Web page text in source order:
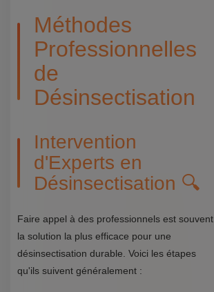
Méthodes
Professionnelles
de
Désinsectisation
Intervention
d'Experts en
Désinsectisation 🔍
Faire appel à des professionnels est souvent
la solution la plus efficace pour une
désinsectisation durable. Voici les étapes
qu'ils suivent généralement :